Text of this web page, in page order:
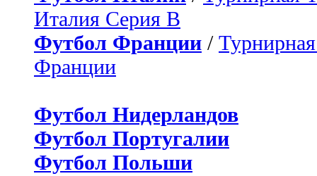
Италия Серия B
Футбол Франции /
Франции
Футбол Нидерландов
Футбол Португалии
Футбол Польши